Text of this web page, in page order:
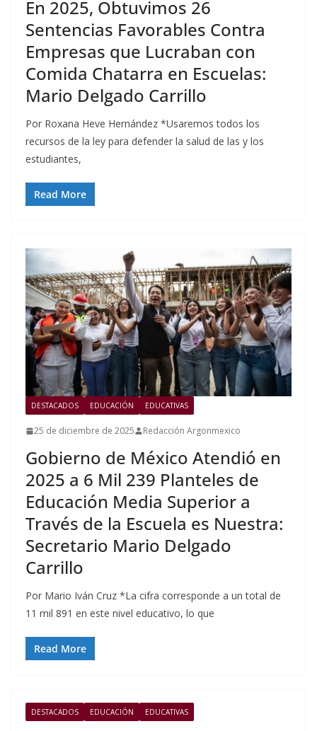
En 2025, Obtuvimos 26
Sentencias Favorables Contra
Empresas que Lucraban con
Comida Chatarra en Escuelas:
Mario Delgado Carrillo
Por Roxana Heve Hernández *Usaremos todos los
recursos de la ley para defender la salud de las y los
estudiantes,
Read More
DESTACADOS EDUCACIÓN EDUCATIVAS
25 de diciembre de 2025 Redacción Argonmexico
Gobierno de México Atendió en
2025 a 6 Mil 239 Planteles de
Educación Media Superior a
Través de la Escuela es Nuestra:
Secretario Mario Delgado
Carrillo
Por Mario Iván Cruz *La cifra corresponde a un total de
11 mil 891 en este nivel educativo, lo que
Read More
DESTACADOS EDUCACIÓN EDUCATIVAS